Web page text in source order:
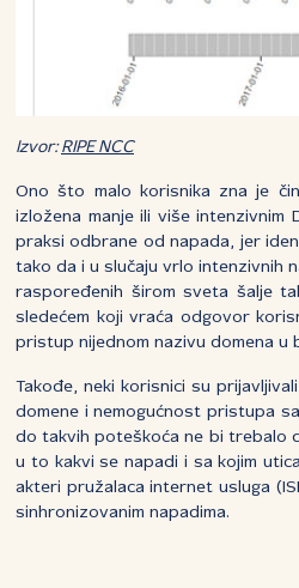
Izvor:RIPE NCC
Ono što malo korisnika zna je
izložena manje ili više intenzivnim
praksi odbrane od napada, jer
tako da i u slučaju vrlo intenzivnih
raspoređenih širom sveta šalje
sledećem koji vraća odgovor
pristup nijednom nazivu domena u
Takođe, neki korisnici su
domene i nemogućnost pristupa
do takvih poteškoća ne bi trebalo
u to kakvi se napadi i sa kojim
akteri pružalaca internet usluga
sinhronizovanim napadima.